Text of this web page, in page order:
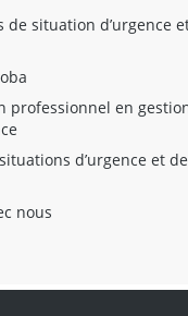
de situation d’urgence
professionnel en
d’urgence et
nous